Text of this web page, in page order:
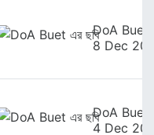
DoA Buet
8 Dec
DoA Buet
4 Dec